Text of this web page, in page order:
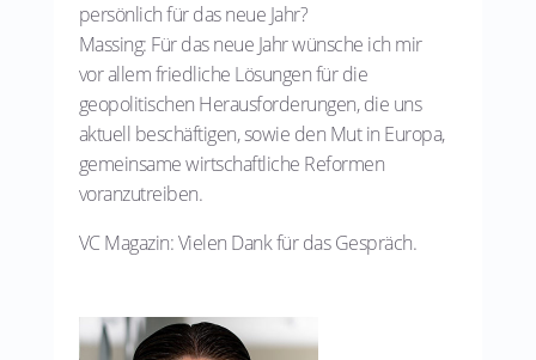
persönlich für das neue Jahr?
Massing: Für das neue Jahr wünsche ich mir
vor allem friedliche Lösungen für die
geopolitischen Herausforderungen, die uns
aktuell beschäftigen, sowie den Mut in Europa,
gemeinsame wirtschaftliche Reformen
voranzutreiben.
VC Magazin: Vielen Dank für das Gespräch.